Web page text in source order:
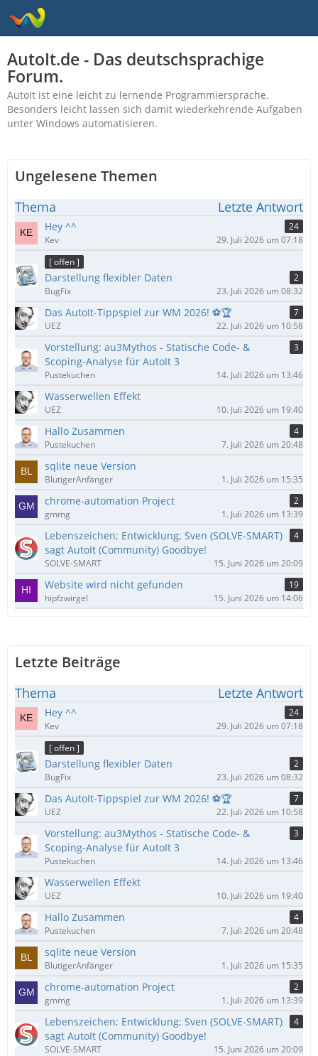
AutoIt.de - Das deutschsprachige
Forum.
AutoIt ist eine leicht zu lernende Programmiersprache.
Besonders leicht lassen sich damit wiederkehrende Aufgaben
unter Windows automatisieren.
Ungelesene Themen
Thema Letzte Antwort
Hey ^^
24
Kev
29. Juli 2026 um 07:18
[ offen ]
Darstellung flexibler Daten
2
BugFix
23. Juli 2026 um 08:32
Das AutoIt-Tippspiel zur WM 2026! ⚽🏆
7
UEZ
22. Juli 2026 um 10:58
Vorstellung: au3Mythos - Statische Code- &
Scoping-Analyse für AutoIt 3
3
Pustekuchen 14. Juli 2026 um 13:46
Wasserwellen Effekt
UEZ 10. Juli 2026 um 19:40
Hallo Zusammen
4
Pustekuchen
7. Juli 2026 um 20:48
sqlite neue Version
BlutigerAnfänger 1. Juli 2026 um 15:35
chrome-automation Project
2
gmmg
1. Juli 2026 um 13:39
Lebenszeichen; Entwicklung; Sven (SOLVE-SMART)
sagt AutoIt (Community) Goodbye!
4
SOLVE-SMART 15. Juni 2026 um 20:09
Website wird nicht gefunden
19
hipfzwirgel
15. Juni 2026 um 14:06
Letzte Beiträge
Thema Letzte Antwort
Hey ^^
24
Kev
29. Juli 2026 um 07:18
[ offen ]
Darstellung flexibler Daten
2
BugFix
23. Juli 2026 um 08:32
Das AutoIt-Tippspiel zur WM 2026! ⚽🏆
7
UEZ
22. Juli 2026 um 10:58
Vorstellung: au3Mythos - Statische Code- &
Scoping-Analyse für AutoIt 3
3
Pustekuchen 14. Juli 2026 um 13:46
Wasserwellen Effekt
UEZ 10. Juli 2026 um 19:40
Hallo Zusammen
4
Pustekuchen
7. Juli 2026 um 20:48
sqlite neue Version
BlutigerAnfänger 1. Juli 2026 um 15:35
chrome-automation Project
2
gmmg
1. Juli 2026 um 13:39
Lebenszeichen; Entwicklung; Sven (SOLVE-SMART)
sagt AutoIt (Community) Goodbye!
4
SOLVE-SMART 15. Juni 2026 um 20:09